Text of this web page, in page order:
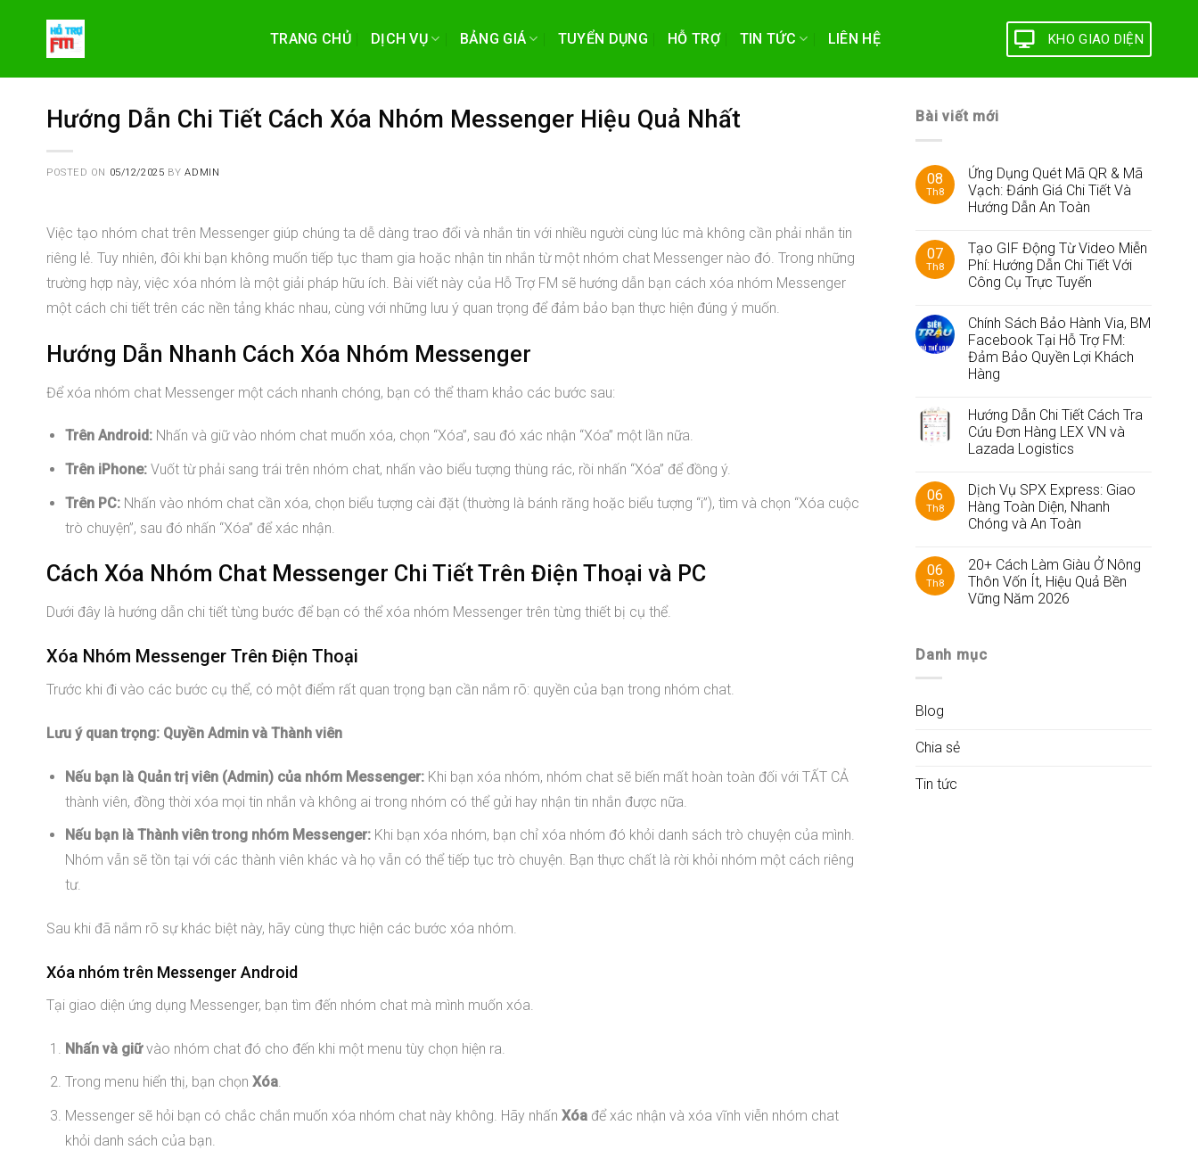
content
TRANG CHỦ DỊCH VỤ BẢNG GIÁ TUYỂN DỤNG HỖ TRỢ TIN TỨC LIÊN HỆ KHO GIAO DIỆN
Hướng Dẫn Chi Tiết Cách Xóa Nhóm Messenger Hiệu Quả Nhất
POSTED ON 05/12/2025 BYADMIN
Việc tạo nhóm chat trên Messenger giúp chúng ta dễ dàng trao đổi và nhắn tin với nhiều người cùng lúc mà không cần phải nhắn tin
riêng lẻ. Tuy nhiên, đôi khi bạn không muốn tiếp tục tham gia hoặc nhận tin nhắn từ một nhóm chat Messenger nào đó. Trong những
trường hợp này, việc xóa nhóm là một giải pháp hữu ích. Bài viết này của Hỗ Trợ FM sẽ hướng dẫn bạn cách xóa nhóm Messenger
một cách chi tiết trên các nền tảng khác nhau, cùng với những lưu ý quan trọng để đảm bảo bạn thực hiện đúng ý muốn.
Hướng Dẫn Nhanh Cách Xóa Nhóm Messenger
Để xóa nhóm chat Messenger một cách nhanh chóng, bạn có thể tham khảo các bước sau:
Trên Android:Nhấn và giữ vào nhóm chat muốn xóa, chọn “Xóa”, sau đó xác nhận “Xóa” một lần nữa.
Trên iPhone:Vuốt từ phải sang trái trên nhóm chat, nhấn vào biểu tượng thùng rác, rồi nhấn “Xóa” để đồng ý.
Trên PC:Nhấn vào nhóm chat cần xóa, chọn biểu tượng cài đặt (thường là bánh răng hoặc biểu tượng “i”), tìm và chọn “Xóa cuộc
trò chuyện”, sau đó nhấn “Xóa” để xác nhận.
Cách Xóa Nhóm Chat Messenger Chi Tiết Trên Điện Thoại và PC
Dưới đây là hướng dẫn chi tiết từng bước để bạn có thể xóa nhóm Messenger trên từng thiết bị cụ thể.
Xóa Nhóm Messenger Trên Điện Thoại
Trước khi đi vào các bước cụ thể, có một điểm rất quan trọng bạn cần nắm rõ: quyền của bạn trong nhóm chat.
Lưu ý quan trọng: Quyền Admin và Thành viên
Nếu bạn là Quản trị viên (Admin) của nhóm Messenger:Khi bạn xóa nhóm, nhóm chat sẽ biến mất hoàn toàn đối với TẤT CẢ
thành viên, đồng thời xóa mọi tin nhắn và không ai trong nhóm có thể gửi hay nhận tin nhắn được nữa.
Nếu bạn là Thành viên trong nhóm Messenger:Khi bạn xóa nhóm, bạn chỉ xóa nhóm đó khỏi danh sách trò chuyện của mình.
Nhóm vẫn sẽ tồn tại với các thành viên khác và họ vẫn có thể tiếp tục trò chuyện. Bạn thực chất là rời khỏi nhóm một cách riêng
tư.
Sau khi đã nắm rõ sự khác biệt này, hãy cùng thực hiện các bước xóa nhóm.
Xóa nhóm trên Messenger Android
Tại giao diện ứng dụng Messenger, bạn tìm đến nhóm chat mà mình muốn xóa.
Nhấn và giữvào nhóm chat đó cho đến khi một menu tùy chọn hiện ra.
Trong menu hiển thị, bạn chọn Xóa.
Messenger sẽ hỏi bạn có chắc chắn muốn xóa nhóm chat này không. Hãy nhấn Xóađể xác nhận và xóa vĩnh viễn nhóm chat
khỏi danh sách của bạn.
Bài viết mới
08
Th8
Ứng Dụng Quét Mã QR & Mã
Vạch: Đánh Giá Chi Tiết Và
Hướng Dẫn An Toàn
07
Th8
Tạo GIF Động Từ Video Miễn
Phí: Hướng Dẫn Chi Tiết Với
Công Cụ Trực Tuyến
Chính Sách Bảo Hành Via, BM
Facebook Tại Hỗ Trợ FM:
Đảm Bảo Quyền Lợi Khách
Hàng
Hướng Dẫn Chi Tiết Cách Tra
Cứu Đơn Hàng LEX VN và
Lazada Logistics
06
Th8
Dịch Vụ SPX Express: Giao
Hàng Toàn Diện, Nhanh
Chóng và An Toàn
06
Th8
20+ Cách Làm Giàu Ở Nông
Thôn Vốn Ít, Hiệu Quả Bền
Vững Năm 2026
Danh mục
Blog
Chia sẻ
Tin tức